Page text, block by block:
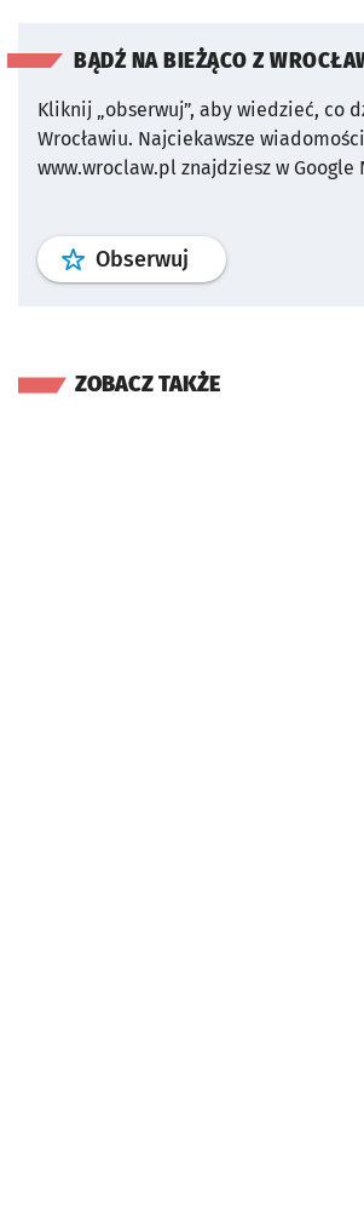
BĄDŹ NA BIEŻĄCO Z
Kliknij „obserwuj”, aby wiedzieć, co
Wrocławiu. Najciekawsze
www.wroclaw.pl znajdziesz w Google
Obserwuj profil
ZOBACZ TAKŻE